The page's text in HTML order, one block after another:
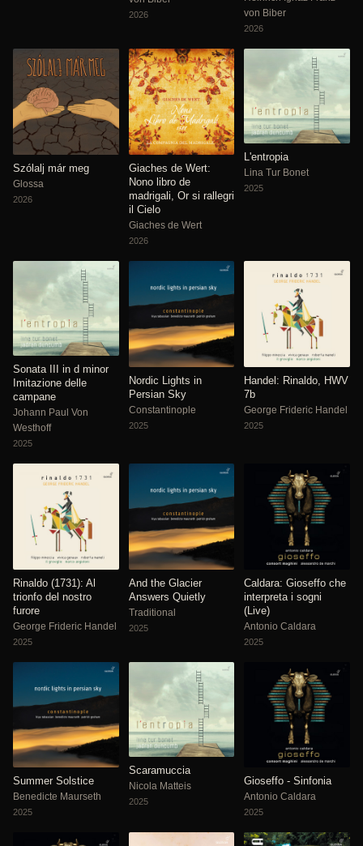
2026
von Biber
2026
Szólalj már meg
Glossa
2026
Giaches de Wert:
Nono libro de
madrigali, Or si rallegri
il Cielo
Giaches de Wert
2026
L'entropia
Lina Tur Bonet
2025
Sonata III in d minor
Imitazione delle
campane
Johann Paul Von
Westhoff
2025
Nordic Lights in
Persian Sky
Constantinople
2025
Handel: Rinaldo, HWV
7b
George Frideric Handel
2025
Rinaldo (1731): Al
trionfo del nostro
furore
George Frideric Handel
2025
And the Glacier
Answers Quietly
Traditional
2025
Caldara: Gioseffo che
interpreta i sogni
(Live)
Antonio Caldara
2025
Summer Solstice
Benedicte Maurseth
2025
Scaramuccia
Nicola Matteis
2025
Gioseffo - Sinfonia
Antonio Caldara
2025